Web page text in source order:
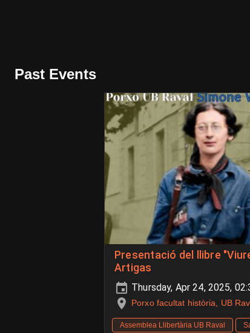
Past Events
Presentació del llibre
Artigas
Thursday, Apr 24, 2025,
Porxo facultat història, UB
Assemblea Llibertària UB Raval